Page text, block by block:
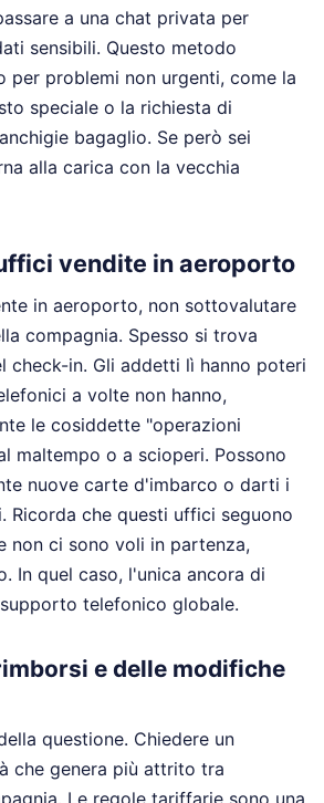
a una chat privata per
sensibili. Questo metodo
per problemi non urgenti, come la
speciale o la richiesta di
bagaglio. Se però sei
alla carica con la vecchia
vendite in aeroporto
in aeroporto, non sottovalutare
compagnia. Spesso si trova
check-in. Gli addetti lì hanno poteri
a volte non hanno,
le cosiddette "operazioni
maltempo o a scioperi. Possono
nuove carte d'imbarco o darti i
Ricorda che questi uffici seguono
non ci sono voli in partenza,
In quel caso, l'unica ancora di
telefonico globale.
e delle modifiche
questione. Chiedere un
che genera più attrito tra